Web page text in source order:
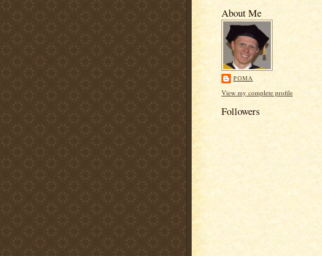
About Me
РОМА
View my complete profile
Followers